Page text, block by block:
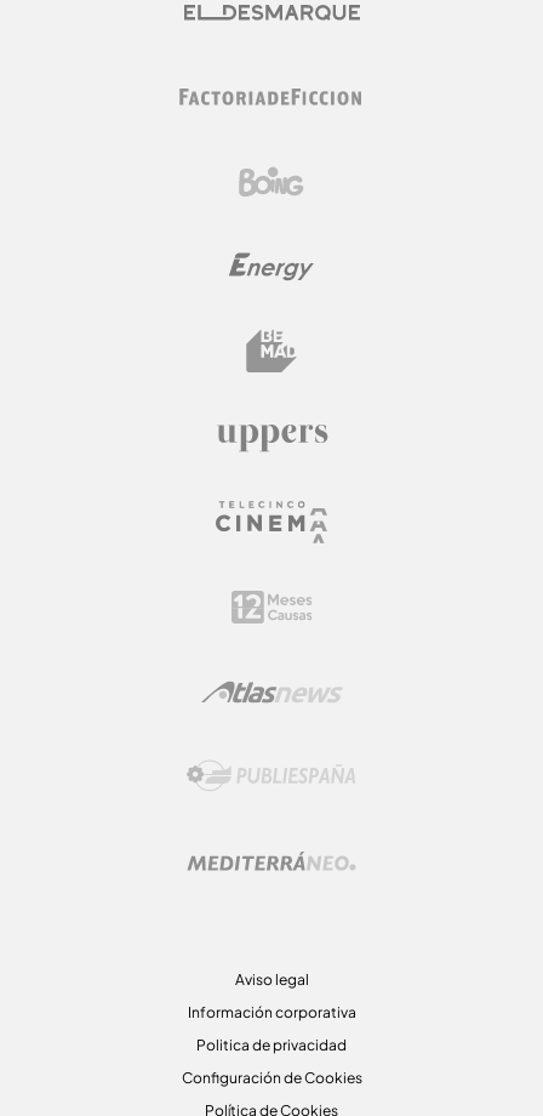
Aviso legal
Información corporativa
Politica de privacidad
Configuración de Cookies
Política de Cookies